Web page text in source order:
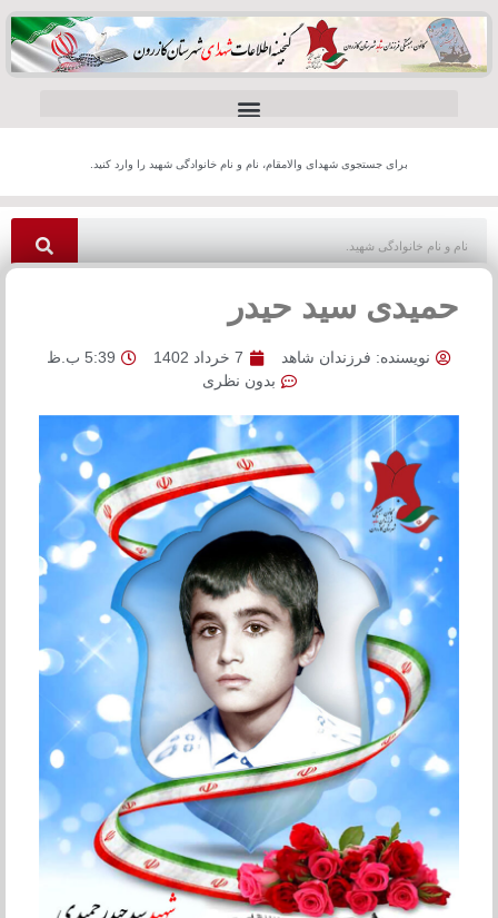
برای جستجوی شهدای والامقام، نام و نام خانوادگی شهید را وارد کنید.
حمیدی سید حیدر
نویسنده: فرزندان شاهد 7 خرداد 1402
5:39 ب.ظ
بدون نظری